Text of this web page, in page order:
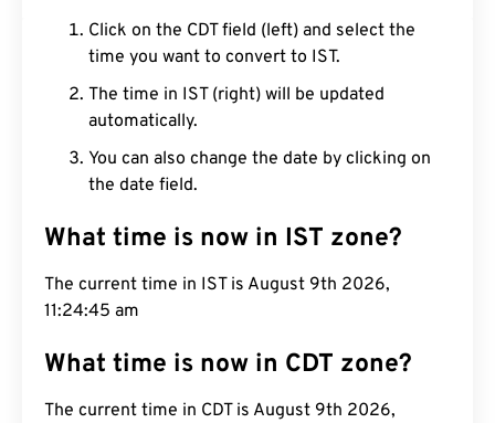
Click on the CDT field (left) and select the
time you want to convert to IST.
The time in IST (right) will be updated
automatically.
You can also change the date by clicking on
the date field.
What time is now in IST zone?
The current time in IST is August 9th 2026,
11:24:46 am
What time is now in CDT zone?
The current time in CDT is August 9th 2026,